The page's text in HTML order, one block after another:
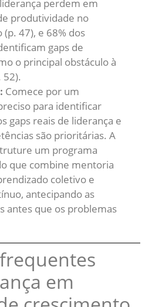
perdem em
produtividade no
47), e 68% dos
gaps de
o principal obstáculo à
52).
Comece por um
para identificar
gaps reais de liderança e
são prioritárias. A
um programa
que combine mentoria
coletivo e
antecipando as
antes que os problemas
em